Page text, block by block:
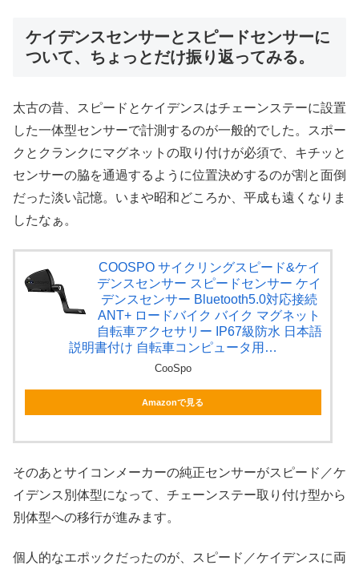
ケイデンスセンサーとスピードセンサーに
ついて、ちょっとだけ振り返ってみる。
太古の昔、スピードとケイデンスはチェーンステーに設置
した一体型センサーで計測するのが一般的でした。スポー
クとクランクにマグネットの取り付けが必須で、キチッと
センサーの脇を通過するように位置決めするのが割と面倒
だった淡い記憶。いまや昭和どころか、平成も遠くなりま
したなぁ。
COOSPO サイクリングスピード&ケイ
デンスセンサー スピードセンサー ケイ
デンスセンサー Bluetooth5.0対応接続
ANT+ ロードバイク バイク マグネット
自転車アクセサリー IP67級防水 日本語
説明書付け 自転車コンピュータ用…
CooSpo
Amazonで見る
そのあとサイコンメーカーの純正センサーがスピード／ケ
イデンス別体型になって、チェーンステー取り付け型から
別体型への移行が進みます。
個人的なエポックだったのが、スピード／ケイデンスに両